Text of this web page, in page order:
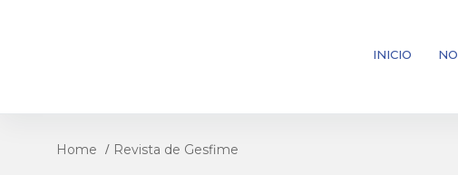
INICIO
Home Revista de Gesfime